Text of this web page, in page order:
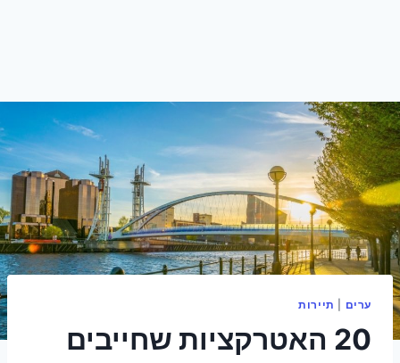
ערים תיירות
20 האטרקציות שחייבים